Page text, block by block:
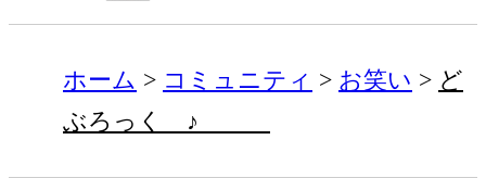
ホーム コミュニティ お笑い
ど
ぶろっく ♪